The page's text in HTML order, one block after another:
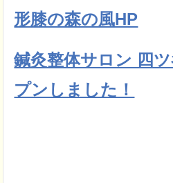
形膝の森の風HP
鍼灸整体サロン 四
プンしました！